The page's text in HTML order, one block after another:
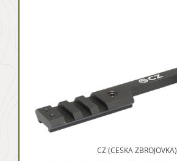
CZ (CESKA ZBROJOVKA)